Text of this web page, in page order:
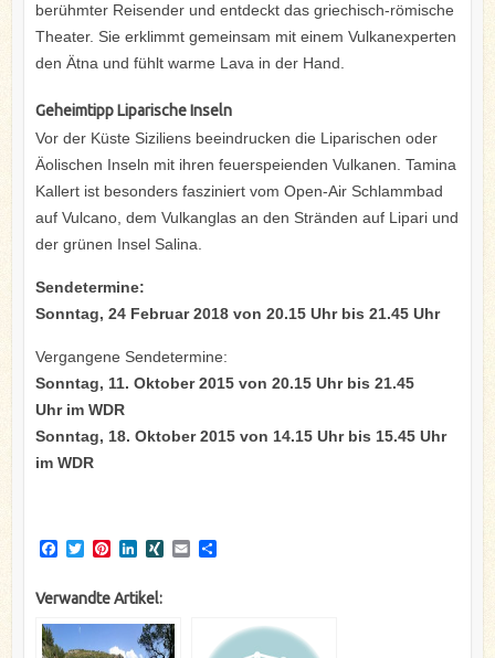
berühmter Reisender und entdeckt das griechisch-römische
Theater. Sie erklimmt gemeinsam mit einem Vulkanexperten
den Ätna und fühlt warme Lava in der Hand.
Geheimtipp Liparische Inseln
Vor der Küste Siziliens beeindrucken die Liparischen oder
Äolischen Inseln mit ihren feuerspeienden Vulkanen. Tamina
Kallert ist besonders fasziniert vom Open-Air Schlammbad
auf Vulcano, dem Vulkanglas an den Stränden auf Lipari und
der grünen Insel Salina.
Sendetermine:
Sonntag, 24 Februar 2018 von 20.15 Uhr bis 21.45 Uhr
Vergangene Sendetermine:
Sonntag, 11. Oktober 2015 von 20.15 Uhr bis 21.45
Uhr im WDR
Sonntag, 18. Oktober 2015 von 14.15 Uhr bis 15.45 Uhr
im WDR
F
e
b
T
t
t
P
t
e
L
k
e
d
X
E
T
n
Verwandte Artikel: